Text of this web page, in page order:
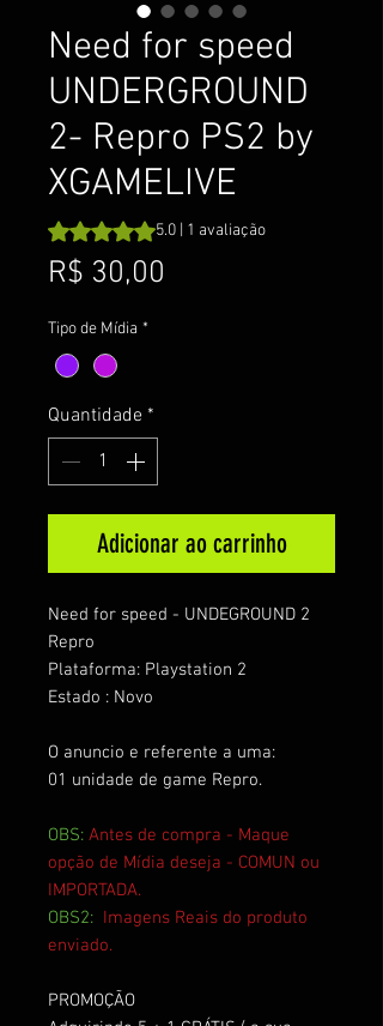
Need for speed
UNDERGROUND
2- Repro PS2 by
XGAMELIVE
A classificação é 5.0 de 5 estrelas
5.0 | 1 avaliação
R$ 30,00
Tipo de Mídia *
Quantidade *
Adicionar ao carrinho
Need for speed - UNDEGROUND 2
Repro
Plataforma: Playstation 2
Estado : Novo
O anuncio e referente a uma:
01 unidade de game Repro.
OBS: Antes de compra - Maque
opção de Mídia deseja - COMUN ou
IMPORTADA.
OBS2: Imagens Reais do produto
enviado.
PROMOÇÃO